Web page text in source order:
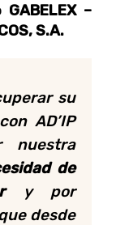
GABELEX –
S.A.
su
AD’IP
nuestra
de
y por
desde